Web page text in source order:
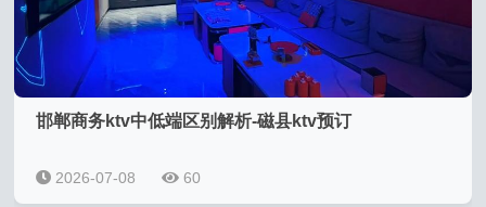
邯郸商务ktv中低端区别解析-磁县ktv预订
2026-07-08 60